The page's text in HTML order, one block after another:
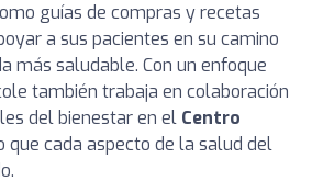
guías de compras y recetas
a sus pacientes en su camino
más saludable. Con un enfoque
también trabaja en colaboración
del bienestar en el Centro
que cada aspecto de la salud del